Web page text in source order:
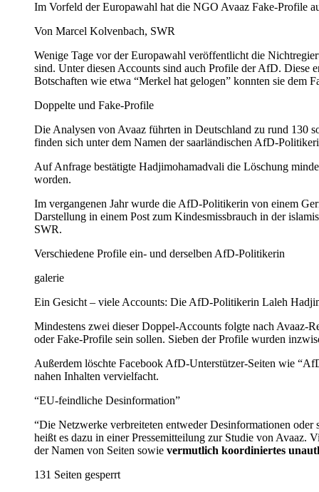
Im Vorfeld der Europawahl hat die NGO Avaaz Fake-Profile
Von Marcel Kolvenbach, SWR
Wenige Tage vor der Europawahl veröffentlicht die
sind. Unter diesen Accounts sind auch Profile der AfD. Diese
Botschaften wie etwa “Merkel hat gelogen” konnten sie dem
Doppelte und Fake-Profile
Die Analysen von Avaaz führten in Deutschland zu rund 130
finden sich unter dem Namen der saarländischen AfD-
Auf Anfrage bestätigte Hadjimohamadvali die Löschung
worden.
Im vergangenen Jahr wurde die AfD-Politikerin von einem
Darstellung in einem Post zum Kindesmissbrauch in der
SWR.
Verschiedene Profile ein- und derselben AfD-Politikerin
galerie
Ein Gesicht – viele Accounts: Die AfD-Politikerin Laleh
Mindestens zwei dieser Doppel-Accounts folgte nach Avaaz-
oder Fake-Profile sein sollen. Sieben der Profile wurden
Außerdem löschte Facebook AfD-Unterstützer-Seiten wie
nahen Inhalten vervielfacht.
“EU-feindliche Desinformation”
“Die Netzwerke verbreiteten entweder Desinformationen
heißt es dazu in einer Pressemitteilung zur Studie von Avaaz.
der Namen von Seiten sowie vermutlich koordiniertes
131 Seiten gesperrt